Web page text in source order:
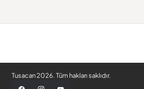
Tusacan 2026. Tüm hakları saklıdır.